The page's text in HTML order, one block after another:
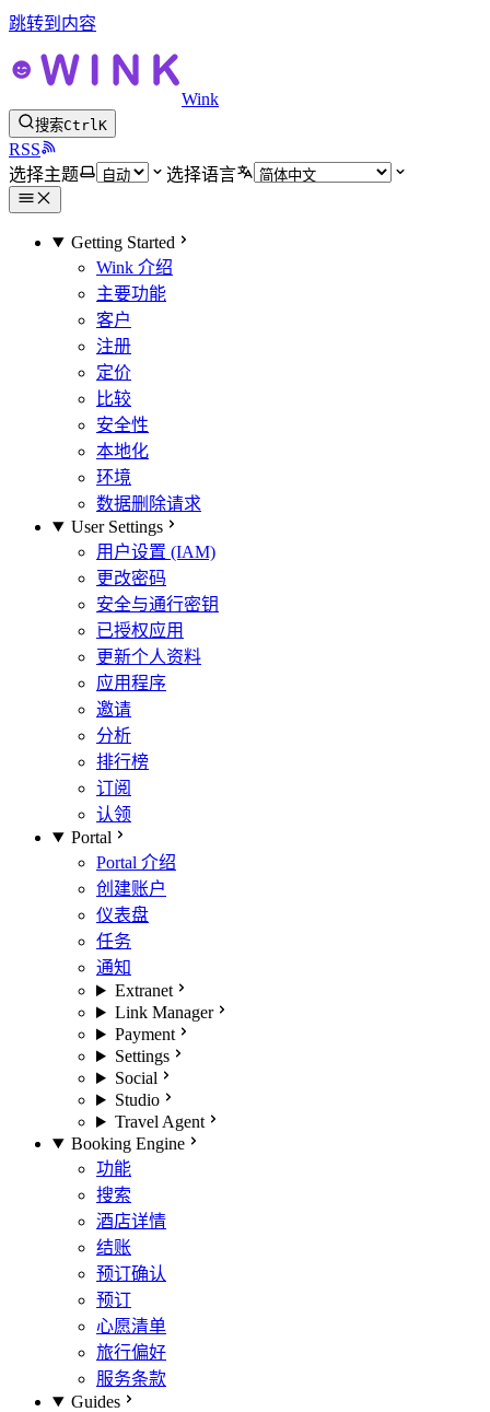
跳转到内容
Wink
搜索CtrlK
RSS
选择主题
选择语言
Getting Started
Wink 介绍
主要功能
客户
注册
定价
比较
安全性
本地化
环境
数据删除请求
User Settings
用户设置 (IAM)
更改密码
安全与通行密钥
已授权应用
更新个人资料
应用程序
邀请
分析
排行榜
订阅
认领
Portal
Portal 介绍
创建账户
仪表盘
任务
通知
Extranet
Link Manager
Payment
Settings
Social
Studio
Travel Agent
Booking Engine
功能
搜索
酒店详情
结账
预订确认
预订
心愿清单
旅行偏好
服务条款
Guides